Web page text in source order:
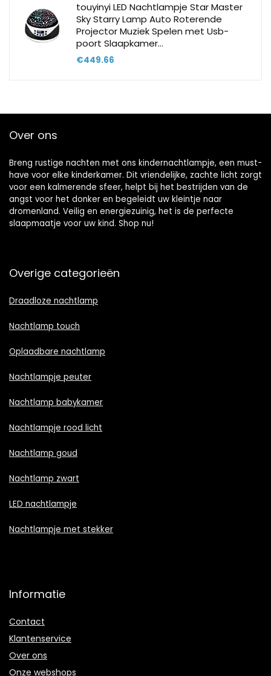
touyinyi LED Nachtlampje Star Master
Sky Starry Lamp Auto Roterende
Projector Muziek Spelen met Usb-
poort Slaapkamer…
€449.66
Over ons
Breng rustige nachten met ons kindernachtlampje, een must-
have voor elke kinderkamer. Dit vriendelijke, zachte licht zorgt
voor een kalmerende sfeer, helpt bij het bestrijden van de
angst voor het donker en begeleidt uw kleintje naar
dromenland. Veilig en energiezuinig, het is de perfecte
slaapmaatje voor uw kind. Shop nu!
Overige categorieën
Draadloze nachtlamp
Nachtlamp touch
Oplaadbare nachtlamp
Nachtlampje peuter
Nachtlamp babykamer
Nachtlampje rood licht
Nachtlamp goud
Nachtlamp zwart
LED nachtlampje
Nachtlampje met stekker
Informatie
Contact
Klantenservice
Over ons
Onze webshops